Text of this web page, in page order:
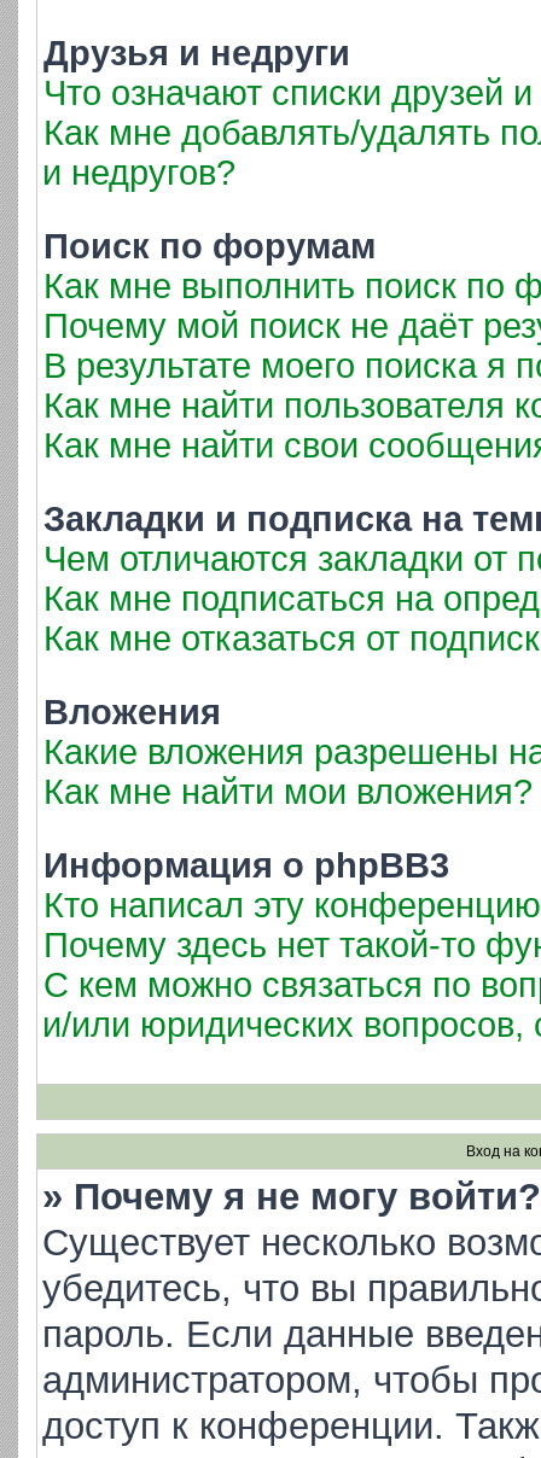
Друзья и недруги
Что означают списки друзей и
Как мне добавлять/удалять
и недругов?
Поиск по форумам
Как мне выполнить поиск по
Почему мой поиск не даёт
В результате моего поиска я
Как мне найти пользователя
Как мне найти свои
Закладки и подписка на
Чем отличаются закладки от
Как мне подписаться на
Как мне отказаться от
Вложения
Какие вложения разрешены
Как мне найти мои вложения?
Информация о phpBB3
Кто написал эту
Почему здесь нет такой-то
С кем можно связаться по
и/или юридических
Вход на
» Почему я не могу войти?
Существует несколько
убедитесь, что вы
пароль. Если данные
администратором, чтобы
доступ к конференции.